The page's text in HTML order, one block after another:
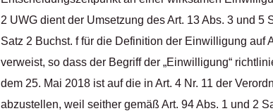
2 UWG dient der Umsetzung des Art. 13 Abs. 3 und 5
Satz 2 Buchst. f für die Definition der Einwilligung auf
verweist, so dass der Begriff der „Einwilligung“
dem 25. Mai 2018 ist auf die in Art. 4 Nr. 11 der
abzustellen, weil seither gemäß Art. 94 Abs. 1 und 2